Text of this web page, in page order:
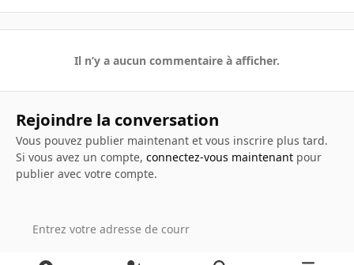
Il n’y a aucun commentaire à afficher.
Rejoindre la conversation
Vous pouvez publier maintenant et vous inscrire plus tard.
Si vous avez un compte, connectez-vous maintenantpour
publier avec votre compte.